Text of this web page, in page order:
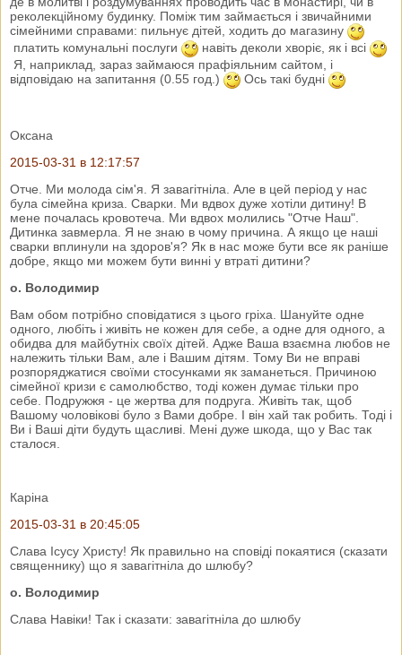
реколекційному будинку. Поміж тим займається і звичайними
сімейними справами: пильнує дітей, ходить до магазину
платить комунальні послуги
навіть деколи хворіє, як і всі
Я, наприклад, зараз займаюся прафіяльним сайтом, і
відповідаю на запитання (0.55 год.)
Ось такі будні
Оксана
2015-03-31 в 12:17:57
Отче. Ми молода сiм'я. Я завагiтнiла. Але в цей перiод у нас
була сiмейна криза. Сварки. Ми вдвох дуже хотiли дитину! В
мене почалась кровотеча. Ми вдвох молились "Отче Наш".
Дитинка завмерла. Я не знаю в чому причина. А якщо це нашi
сварки вплинули на здоров'я? Як в нас може бути все як ранiше
добре, якщо ми можем бути виннi у втратi дитини?
о. Володимир
Вам обом потрібно сповідатися з цього гріха. Шануйте одне
одного, любіть і живіть не кожен для себе, а одне для одного, а
обидва для майбутніх своїх дітей. Адже Ваша взаємна любов не
належить тільки Вам, але і Вашим дітям. Тому Ви не вправі
розпоряджатися своїми стосунками як заманеться. Причиною
сімейної кризи є самолюбство, тоді кожен думає тільки про
себе. Подружжя - це жертва для подруга. Живіть так, щоб
Вашому чоловікові було з Вами добре. І він хай так робить. Тоді і
Ви і Ваші діти будуть щасливі. Мені дуже шкода, що у Вас так
сталося.
Каріна
2015-03-31 в 20:45:05
Слава Ісусу Христу! Як правильно на сповіді покаятися (сказати
священнику) що я завагітніла до шлюбу?
о. Володимир
Слава Навіки! Так і сказати: завагітніла до шлюбу